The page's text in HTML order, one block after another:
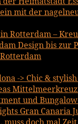
mit der
Rotterdam –
Design bis
-> Chic &
und
Gran Canaria